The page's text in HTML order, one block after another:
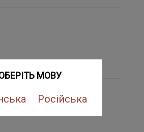
МОВУ
Російська
конфиденциальности и
(а)